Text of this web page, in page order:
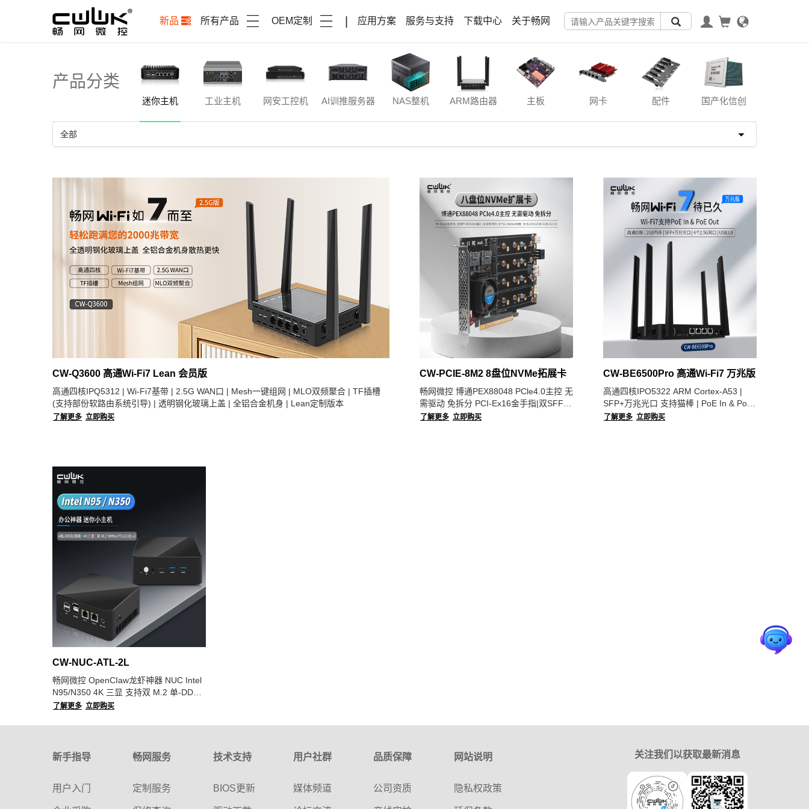
新品 所有产品 OEM定制 应用方案 服务与支持 下载中心 关于畅网
产品分类
迷你主机 工业主机 网安工控机 AI训推服务器 NAS整机 ARM路由器 主板 网卡 配件 国产化信创
CW-Q3600 高通Wi-Fi7 Lean 会员版
高通四核IPQ5312 | Wi-Fi7基带 | 2.5G WAN口 | Mesh一键组网 | MLO双频聚合 | TF插槽
(支持部份软路由系统引导) | 透明钢化玻璃上盖 | 全铝合金机身 | Lean定制版本
了解更多 立即购买
CW-PCIE-8M2 8盘位NVMe拓展卡
畅网微控 博通PEX88048 PCle4.0主控 无
需驱动 免拆分 PCI-Ex16金手指|双SFF-
8654(8i)端口|支持软阵列|8个M.2 NVMe
了解更多 立即购买
CW-BE6500Pro 高通Wi-Fi7 万兆版
高通四核IPO5322 ARM Cortex-A53 |
SFP+万兆光口 支持猫棒 | PoE In & PoE
Out|4个2.5G RJ45网口 | 2GB内存 | 全铝
了解更多 立即购买
CW-NUC-ATL-2L
畅网微控 OpenCIaw龙虾神器 NUC Intel
N95/N350 4K 三显 支持双 M.2 单-DDR5
48G 双I226-V 网卡 全铝机箱主动散热软
了解更多 立即购买
新手指导
用户入门
畅网服务
定制服务
技术支持
BIOS更新
用户社群
媒体频道
品质保障
公司资质
网站说明
隐私权政策
关注我们以获取最新消息